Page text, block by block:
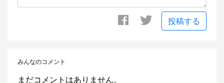
投稿する
みんなのコメント
まだコメントはありません。